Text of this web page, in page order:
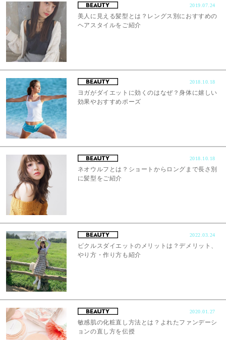
2019.07.24
美人に見える髪型とは？レングス別におすすめの
ヘアスタイルをご紹介
2018.10.18
ヨガがダイエットに効くのはなぜ？身体に嬉しい
効果やおすすめポーズ
2018.10.18
ネオウルフとは？ショートからロングまで長さ別
に髪型をご紹介
2022.03.24
ピクルスダイエットのメリットは？デメリット、
やり方・作り方も紹介
2020.01.27
敏感肌の化粧直し方法とは？よれたファンデーシ
ョンの直し方を伝授